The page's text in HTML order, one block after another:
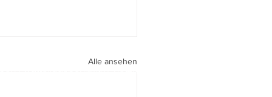
Alle ansehen
walter.gasperi@film-netz.com